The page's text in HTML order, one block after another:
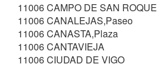
11006 CAMPO DE SAN ROQUE
11006 CANALEJAS,Paseo
11006 CANASTA,Plaza
11006 CANTAVIEJA
11006 CIUDAD DE VIGO